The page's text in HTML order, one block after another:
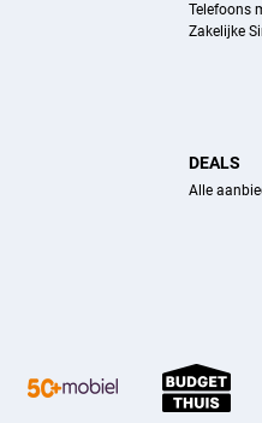
Telefoons
Zakelijke
DEALS
Alle